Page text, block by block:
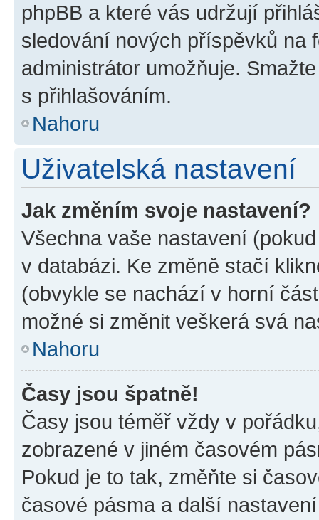
phpBB a které vás udržují
sledování nových příspěvků na
administrátor umožňuje.
s přihlašováním.
Nahoru
Uživatelská nastavení
Jak změním svoje nastavení?
Všechna vaše nastavení
v databázi. Ke změně stačí
(obvykle se nachází v horní
možné si změnit veškerá svá
Nahoru
Časy jsou špatně!
Časy jsou téměř vždy v
zobrazené v jiném časovém
Pokud je to tak, změňte si
časové pásma a další